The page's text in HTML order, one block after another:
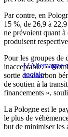
Par contre, en
15 %, de 26,9 à
ne prévoient quant
produisent
L’Allemagne
sociale
Pour les groupes de
inacceptable. «
sortie du charbon
de soutien à la
financements »,
La Pologne est le
le plus de
but de minimiser les